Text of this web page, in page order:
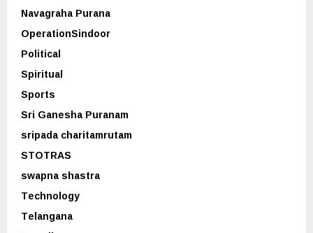
Navagraha Purana
OperationSindoor
Political
Spiritual
Sports
Sri Ganesha Puranam
sripada charitamrutam
STOTRAS
swapna shastra
Technology
Telangana